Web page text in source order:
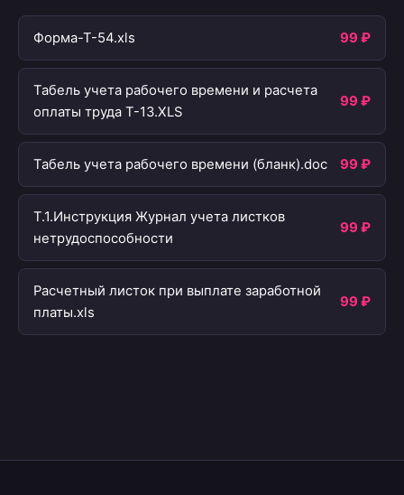
Форма-Т-54.xls 99 ₽
Табель учета рабочего времени и расчета
оплаты труда Т-13.XLS
99 ₽
Табель учета рабочего времени (бланк).doc 99 ₽
Т.1.Инструкция Журнал учета листков
нетрудоспособности
99 ₽
Расчетный листок при выплате заработной
платы.xls
99 ₽